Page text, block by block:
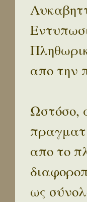
απο την
Ωστόσο,
απο το
ως